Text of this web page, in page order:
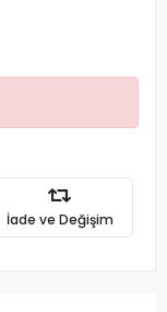
İade ve Değişim